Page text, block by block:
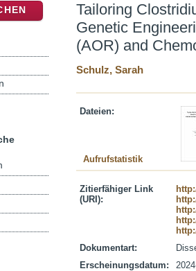
Tailoring
Genetic
(AOR) and
Schulz, Sarah
Dateien:
Aufrufstatistik
Zitierfähiger Link
(URI):
Dokumentart:
Erscheinungsdatum: